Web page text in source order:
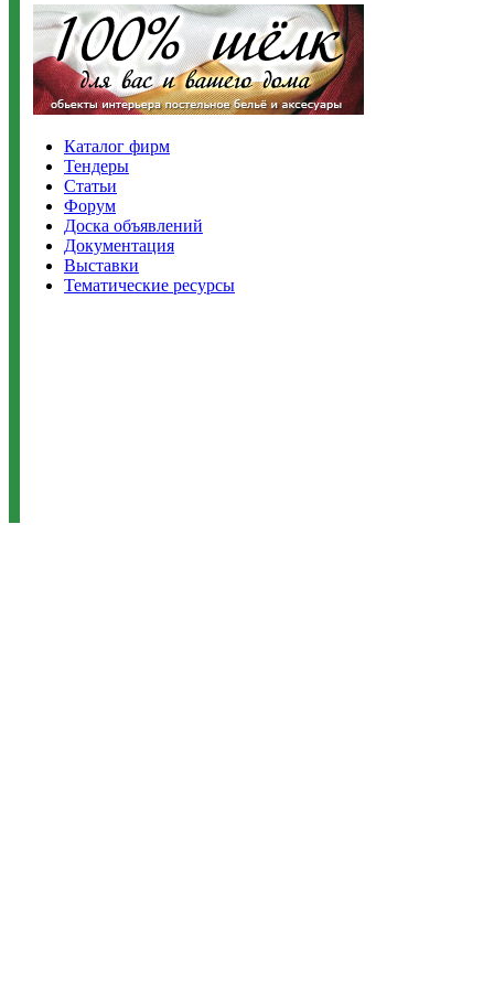
Каталог фирм
Тендеры
Статьи
Форум
Доска объявлений
Документация
Выставки
Тематические ресурсы